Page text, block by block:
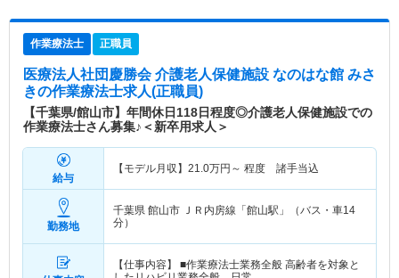
作業療法士 正職員
医療法人社団慶勝会 介護老人保健施設 なのはな館 みさ
きの作業療法士求人(正職員)
【千葉県/館山市】年間休日118日程度◎介護老人保健施設での
作業療法士さん募集♪＜新卒用求人＞
給与
【モデル月収】 21.0万円～ 程度 諸手当込
勤務地
千葉県 館山市 ＪＲ内房線「館山駅」（バス・車14
分）
【仕事内容】 ■作業療法士業務全般 高齢者を対象と